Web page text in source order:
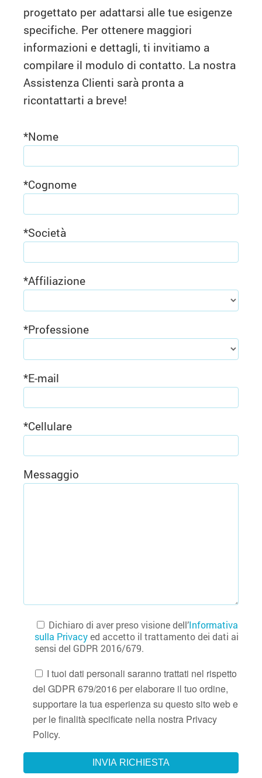
progettato per adattarsi alle tue esigenze
specifiche. Per ottenere maggiori
informazioni e dettagli, ti invitiamo a
compilare il modulo di contatto. La nostra
Assistenza Clienti sarà pronta a
ricontattarti a breve!
*Nome
*Cognome
*Società
*Affiliazione
*Professione
*E-mail
*Cellulare
Messaggio
Dichiaro di aver preso visione dell’Informativa
sulla Privacyed accetto il trattamento dei dati ai
sensi del GDPR 2016/679.
I tuoi dati personali saranno trattati nel rispetto
del GDPR 679/2016 per elaborare il tuo ordine,
supportare la tua esperienza su questo sito web e
per le finalità specificate nella nostra Privacy
Policy.